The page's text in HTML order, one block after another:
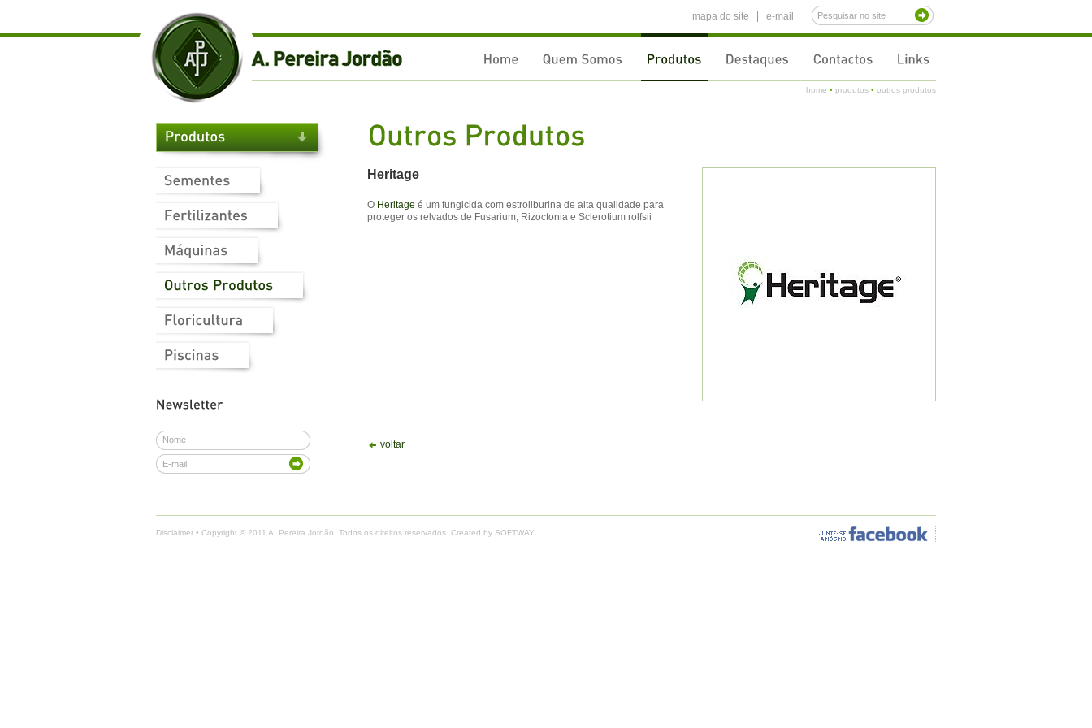
e-mail
mapa do site
home • produtos • outros produtos
Heritage
O Heritage é um fungicida com estroliburina de alta qualidade para
proteger os relvados de Fusarium, Rizoctonia e Sclerotium rolfsii
voltar
Disclaimer • Copyright © 2011 A. Pereira Jordão. Todos os direitos reservados. Created by SOFTWAY